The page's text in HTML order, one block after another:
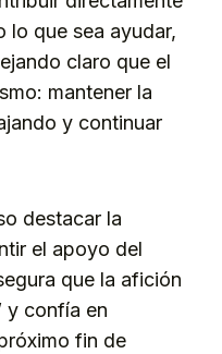
lo que sea ayudar,
claro que el
mantener la
y continuar
destacar la
el apoyo del
que la afición
y confía en
fin de